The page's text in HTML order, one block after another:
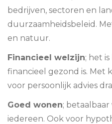
bedrijven, sectoren en
duurzaamheidsbeleid.
en natuur.
Financieel welzijn; het
financieel gezond is. Met
voor persoonlijk advies
Goed wonen;
iedereen. Ook voor